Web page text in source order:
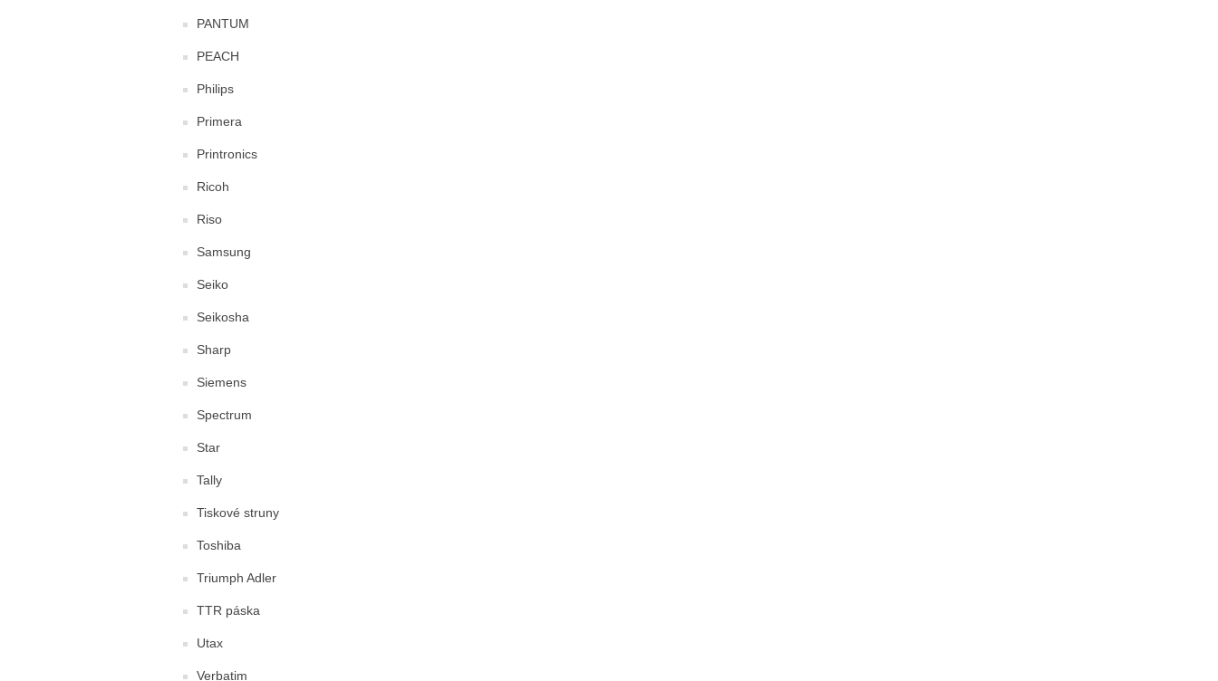
PANTUM
PEACH
Philips
Primera
Printronics
Ricoh
Riso
Samsung
Seiko
Seikosha
Sharp
Siemens
Spectrum
Star
Tally
Tiskové struny
Toshiba
Triumph Adler
TTR páska
Utax
Verbatim